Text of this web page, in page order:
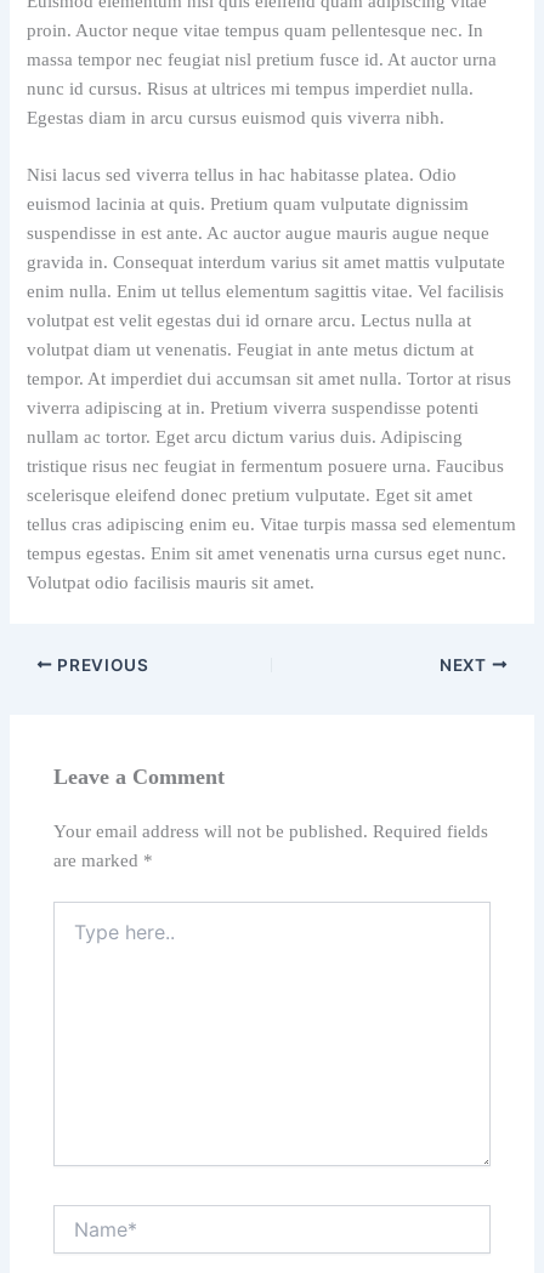
proin. Auctor neque vitae tempus quam pellentesque nec. In
massa tempor nec feugiat nisl pretium fusce id. At auctor urna
nunc id cursus. Risus at ultrices mi tempus imperdiet nulla.
Egestas diam in arcu cursus euismod quis viverra nibh.
Nisi lacus sed viverra tellus in hac habitasse platea. Odio
euismod lacinia at quis. Pretium quam vulputate dignissim
suspendisse in est ante. Ac auctor augue mauris augue neque
gravida in. Consequat interdum varius sit amet mattis vulputate
enim nulla. Enim ut tellus elementum sagittis vitae. Vel facilisis
volutpat est velit egestas dui id ornare arcu. Lectus nulla at
volutpat diam ut venenatis. Feugiat in ante metus dictum at
tempor. At imperdiet dui accumsan sit amet nulla. Tortor at risus
viverra adipiscing at in. Pretium viverra suspendisse potenti
nullam ac tortor. Eget arcu dictum varius duis. Adipiscing
tristique risus nec feugiat in fermentum posuere urna. Faucibus
scelerisque eleifend donec pretium vulputate. Eget sit amet
tellus cras adipiscing enim eu. Vitae turpis massa sed elementum
tempus egestas. Enim sit amet venenatis urna cursus eget nunc.
Volutpat odio facilisis mauris sit amet.
PREVIOUS NEXT
Leave a Comment
Your email address will not be published. Required fields
are marked *
here..